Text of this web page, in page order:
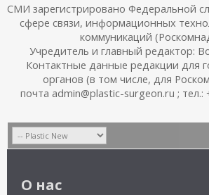
СМИ зарегистрировано Федеральной
сфере связи, информационных
коммуникаций
Учредитель и главный редактор:
Контактные данные редакции для
органов (в том числе, для
почта admin@plastic-surgeon.ru ; тел.:
О нас